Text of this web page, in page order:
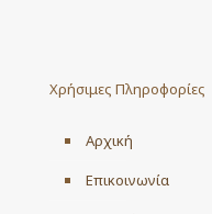
Χρήσιμες Πληροφορίες
Αρχική
Επικοινωνία